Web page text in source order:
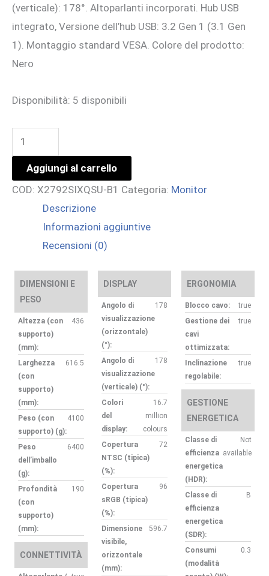
(verticale): 178°. Altoparlanti incorporati. Hub USB
integrato, Versione dell’hub USB: 3.2 Gen 1 (3.1 Gen
1). Montaggio standard VESA. Colore del prodotto:
Nero
Disponibilità: 5 disponibili
27
IPS
side
2560x1440@120Hz
Aggiungi al carrello
COD: X2792SIXQSU-B1 Categoria: Monitor
Descrizione
Informazioni aggiuntive
Recensioni (0)
DIMENSIONI E
PESO
Altezza (con
supporto)
(mm):
436
Larghezza
(con
supporto)
(mm):
616.5
Peso (con
supporto) (g):
4100
Peso
dell’imballo
(g):
6400
Profondità
(con
supporto)
(mm):
190
CONNETTIVITÀ
DISPLAY
Angolo di
visualizzazione
(orizzontale)
(°):
178
Angolo di
visualizzazione
(verticale) (°):
178
Colori
del
display:
16.7
million
colours
Copertura
NTSC (tipica)
(%):
72
Copertura
sRGB (tipica)
(%):
96
Dimensione
visibile,
orizzontale
(mm):
596.7
ERGONOMIA
Blocco cavo:
true
Gestione dei
cavi
ottimizzata:
true
Inclinazione
regolabile:
true
GESTIONE
ENERGETICA
Classe di
efficienza
energetica
(HDR):
Not
available
Classe di
efficienza
energetica
(SDR):
B
Consumi
(modalità
0.3